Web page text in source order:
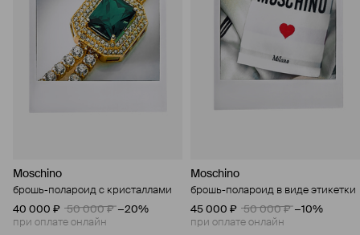
Moschino
брошь-полароид с кристаллами
40 000 ₽
50 000 ₽ −20%
при оплате онлайн
Moschino
брошь-полароид в виде этикетки
45 000 ₽
50 000 ₽ −10%
при оплате онлайн